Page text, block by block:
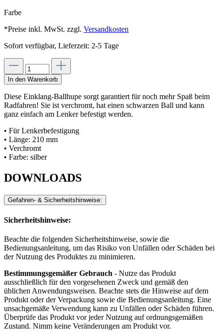
Farbe
*Preise inkl. MwSt. zzgl. Versandkosten
Sofort verfügbar, Lieferzeit: 2-5 Tage
In den Warenkorb
Diese Einklang-Ballhupe sorgt garantiert für noch mehr Spaß beim
Radfahren! Sie ist verchromt, hat einen schwarzen Ball und kann
ganz einfach am Lenker befestigt werden.
• Für Lenkerbefestigung
• Länge: 210 mm
• Verchromt
• Farbe: silber
DOWNLOADS
Gefahren- & Sicherheitshinweise:
Sicherheitshinweise:
Beachte die folgenden Sicherheitshinweise, sowie die
Bedienungsanleitung, um das Risiko von Unfällen oder Schäden bei
der Nutzung des Produktes zu minimieren.
Bestimmungsgemäßer Gebrauch - Nutze das Produkt
ausschließlich für den vorgesehenen Zweck und gemäß den
üblichen Anwendungsweisen. Beachte stets die Hinweise auf dem
Produkt oder der Verpackung sowie die Bedienungsanleitung. Eine
unsachgemäße Verwendung kann zu Unfällen oder Schäden führen.
Überprüfe das Produkt vor jeder Nutzung auf ordnungsgemäßen
Zustand. Nimm keine Veränderungen am Produkt vor.